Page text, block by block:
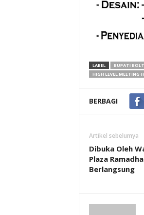
LABEL BUPATI
HIGH LEVEL MEETING
BERBAGI
Artikel sebelumya
Dibuka Oleh
Plaza
Berlangsung